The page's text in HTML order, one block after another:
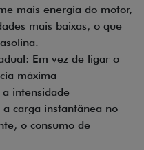
mais energia do motor,
mais baixas, o que
Em vez de ligar o
máxima
intensidade
carga instantânea no
o consumo de